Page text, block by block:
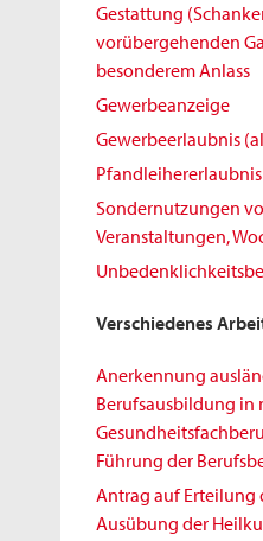
Gestattung
vorübergehenden
besonderem Anlass
Gewerbeanzeige
Gewerbeerlaubnis
Pfandleihererlaubnis
Sondernutzungen
Veranstaltungen,
Verschiedenes
Anerkennung
Berufsausbildung in
Führung der
Antrag auf Erteilung
Ausübung der